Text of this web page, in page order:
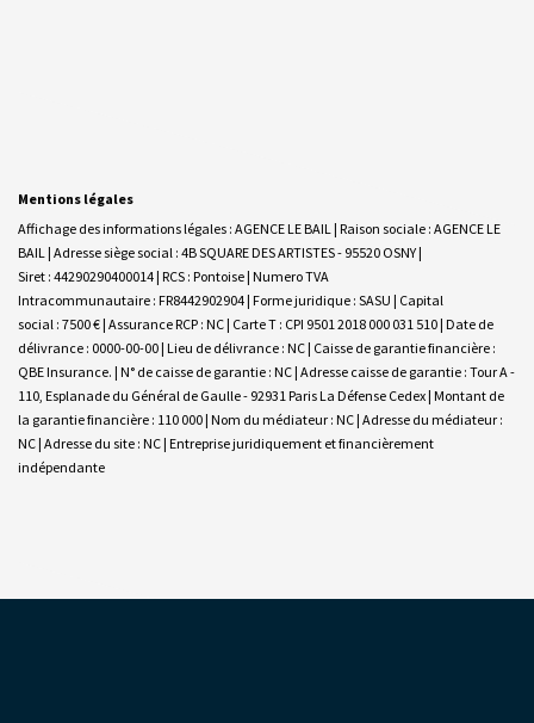
Mentions légales
Affichage des informations légales : AGENCE LE BAIL | Raison sociale : AGENCE LE
BAIL | Adresse siège social : 4B SQUARE DES ARTISTES - 95520 OSNY |
Siret : 44290290400014 | RCS : Pontoise | Numero TVA
Intracommunautaire : FR8442902904 | Forme juridique : SASU | Capital
social : 7500 € | Assurance RCP : NC | Carte T : CPI 9501 2018 000 031 510 | Date de
délivrance : 0000-00-00 | Lieu de délivrance : NC | Caisse de garantie financière :
QBE Insurance. | N° de caisse de garantie : NC | Adresse caisse de garantie : Tour A -
110, Esplanade du Général de Gaulle - 92931 Paris La Défense Cedex | Montant de
la garantie financière : 110 000 | Nom du médiateur : NC | Adresse du médiateur :
NC | Adresse du site : NC | Entreprise juridiquement et financièrement
indépendante